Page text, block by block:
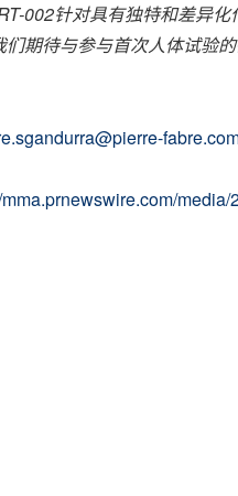
002针对具有独特和差异
们期待与参与首次人体试验